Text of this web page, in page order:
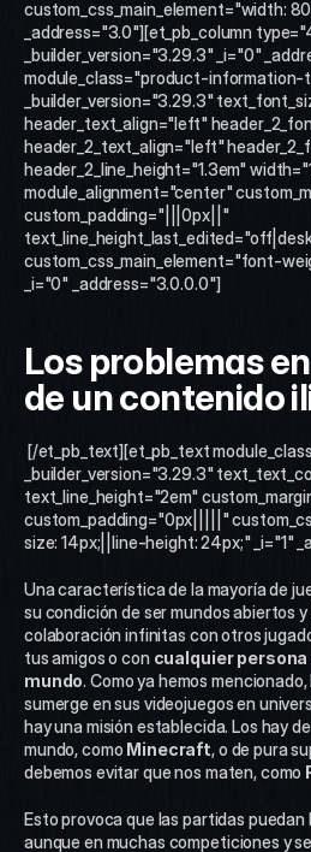
custom_css_main_element="width:
_address="3.0"][et_pb_column
_builder_version="3.29.3" _i="0"
module_class="product-information-
_builder_version="3.29.3"
header_text_align="left"
header_2_text_align="left"
header_2_line_height="1.3em"
module_alignment="center"
custom_padding="|||0px||"
custom_css_main_element="font-
_i="0" _address="3.0.0.0"]
Los problemas
de un contenido
_builder_version="3.29.3"
text_line_height="2em"
custom_padding="0px|||||"
size: 14px;||line-height: 24px;" _i="1"
Una característica de la mayoría de
su condición de ser mundos abiertos
colaboración infinitas con otros
tus amigos o con cualquier persona
mundo. Como ya hemos
sumerge en sus videojuegos en
hay una misión establecida. Los hay
mundo, como Minecraft, o de pura
debemos evitar que nos maten, como
Esto provoca que las partidas puedan